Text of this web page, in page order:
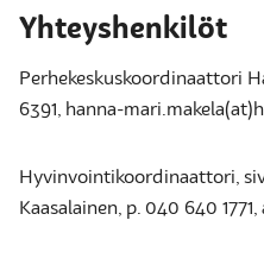
Yhteyshenkilöt
Perhekeskuskoordinaattori
6391, hanna-
Hyvinvointikoordinaattori,
Kaasalainen, p. 040 640